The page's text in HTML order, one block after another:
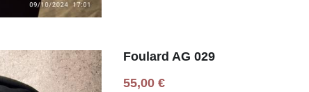
55,00 €
Dimensions environ 150